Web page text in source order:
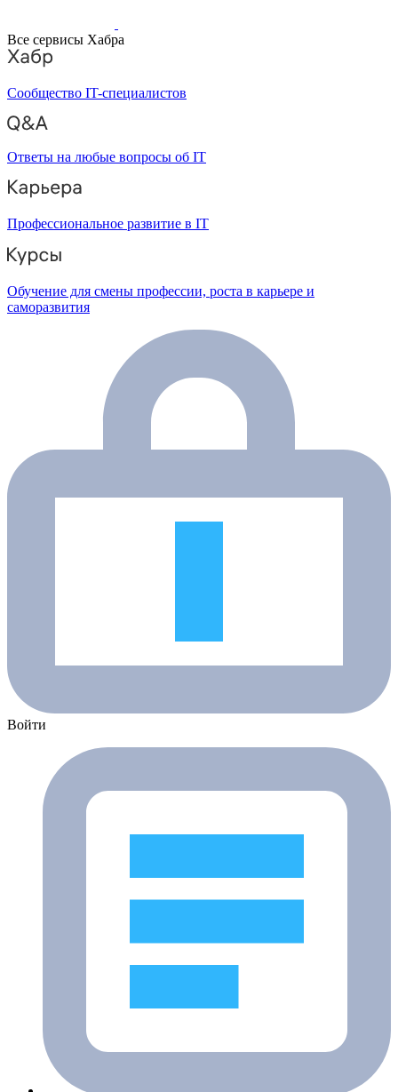
Все сервисы Хабра
Сообщество IT-специалистов
Ответы на любые вопросы об IT
Профессиональное развитие в IT
Обучение для смены профессии, роста в карьере и
саморазвития
Войти